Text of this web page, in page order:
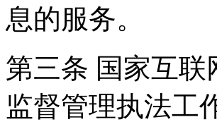
息的服务。
第三条 国家互
监督管理执法工